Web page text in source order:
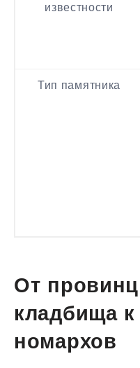
известности
Тип памятника
От
кладбища
номархов